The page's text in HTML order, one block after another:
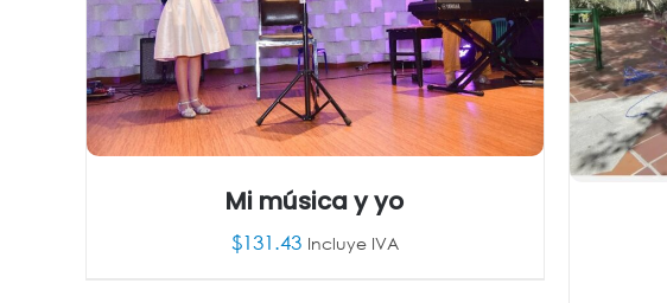
Mi música y yo
$131.43 Incluye IVA